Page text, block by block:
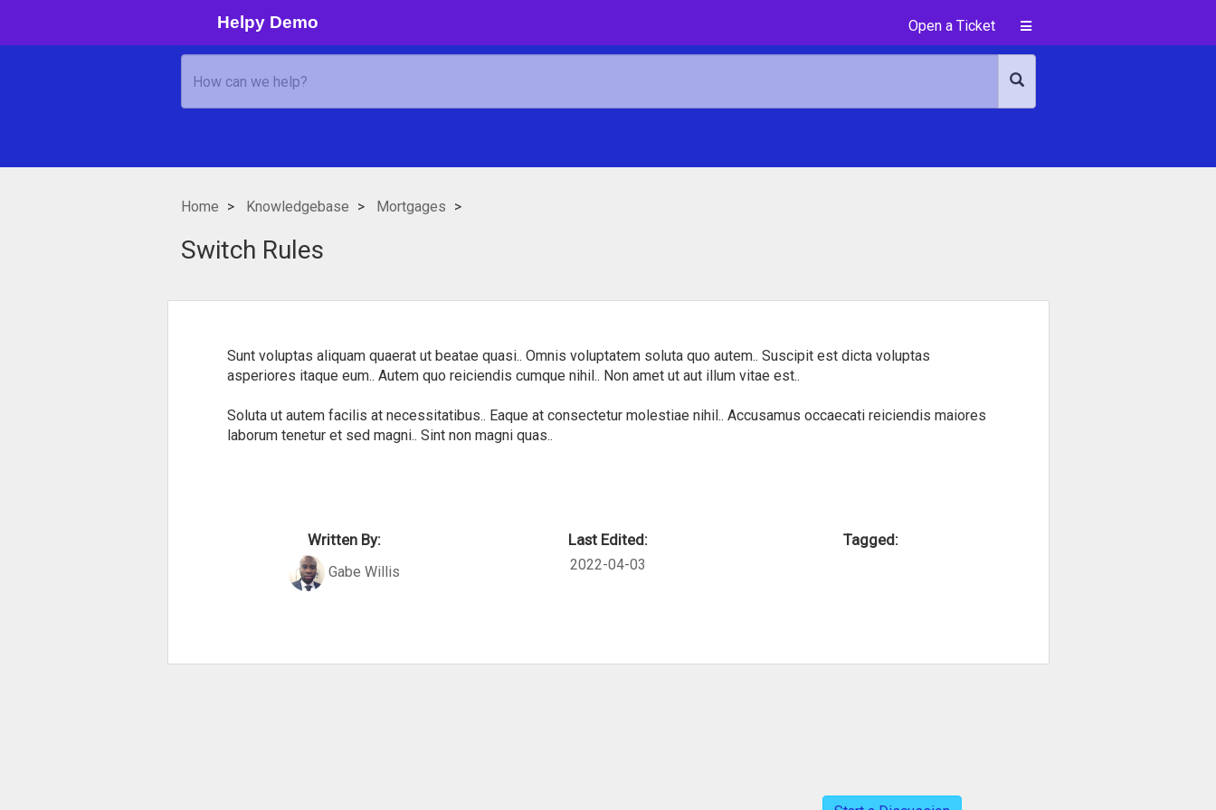
Helpy Demo Open a Ticket
Home Knowledgebase Mortgages
Switch Rules
Sunt voluptas aliquam quaerat ut beatae quasi.. Omnis voluptatem soluta quo autem.. Suscipit est dicta voluptas
asperiores itaque eum.. Autem quo reiciendis cumque nihil.. Non amet ut aut illum vitae est..
Soluta ut autem facilis at necessitatibus.. Eaque at consectetur molestiae nihil.. Accusamus occaecati reiciendis maiores
laborum tenetur et sed magni.. Sint non magni quas..
Written By:
Gabe Willis
Last Edited:
2022-04-03
Tagged: